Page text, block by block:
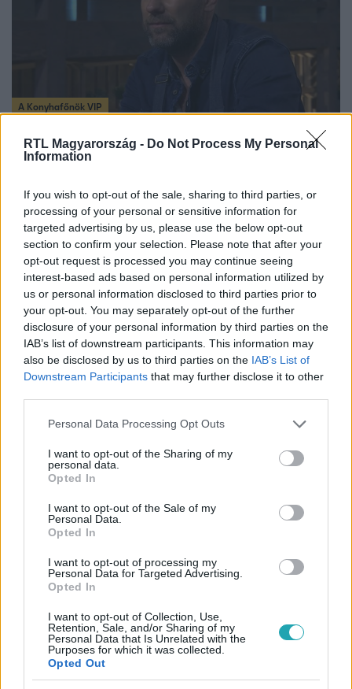
RTL Magyarország - Do Not Process My Personal
Information
If you wish to opt-out of the sale, sharing to third parties, or
processing of your personal or sensitive information for
targeted advertising by us, please use the below opt-out
section to confirm your selection. Please note that after your
opt-out request is processed you may continue seeing
interest-based ads based on personal information utilized by
us or personal information disclosed to third parties prior to
your opt-out. You may separately opt-out of the further
disclosure of your personal information by third parties on the
IAB’s list of downstream participants. This information may
also be disclosed by us to third parties on the IAB’s List of
Downstream Participants that may further disclose it to other
Please note that this website/app uses one or more Google
not limited to your visit or usage behaviour. You may click to
grant or deny consent to Google and its third-party tags to
use your data for below specified purposes in below Google
consent section.
Personal Data Processing Opt Outs
I want to opt-out of the Sharing of my
personal data.
Opted In
I want to opt-out of the Sale of my
Personal Data.
Opted In
I want to opt-out of processing my
Personal Data for Targeted Advertising.
Opted In
I want to opt-out of Collection, Use,
Retention, Sale, and/or Sharing of my
Personal Data that Is Unrelated with the
Purposes for which it was collected.
Opted Out
A Konyhafőnök VIP
„A felét nem értettem annak, amit mondtál” –
A színésznek meggyűjt a baja az étele elemeivel, és
hiába próbáltak neki segíteni a séfek, egy szót sem értett
abból, amit tanácsoltak neki. A pánik közepette azonban
Máté hibát hibára halmozott.
A Konyhafőnök
Love Island Kitty szexi ruhában sokkolta a séfeket
A társkereső show bombázója is megmérettette magát A
Konyhafőnök Válogatóján, ráadásul nem is akármilyen
szerelésben. Rácz Jenő látványosan zavarba jött a
kivágott ruhájától, vajon hogyan élte ezt meg Kitty? Extra
videónkból kiderül.